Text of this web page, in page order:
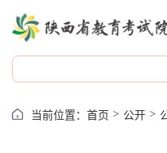
证件打印
成绩查询
志愿填报
当前位置： 首页 > 公开 >